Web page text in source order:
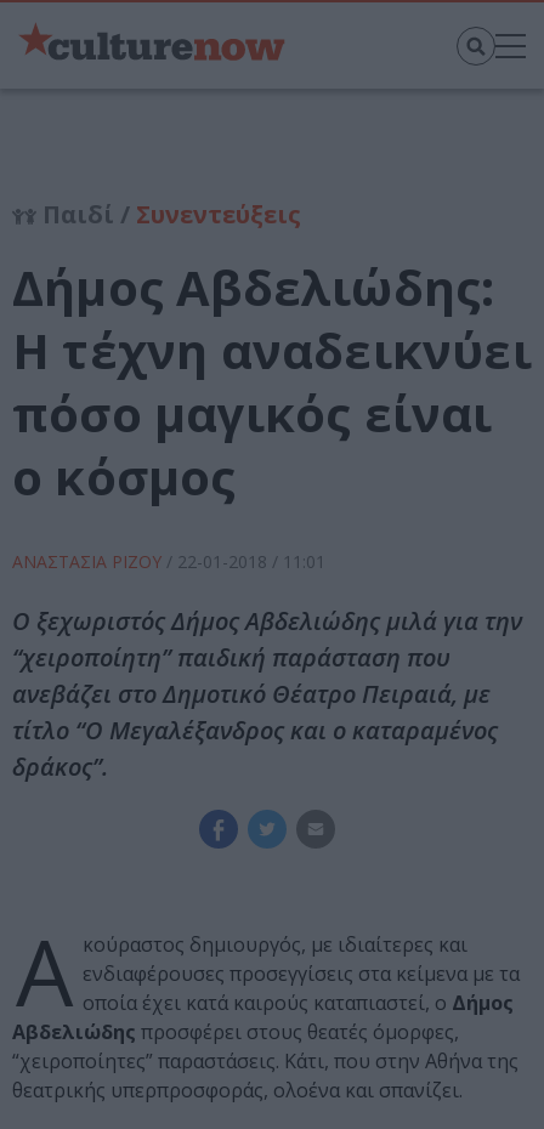
Παιδί / Συνεντεύξεις
Δήμος Αβδελιώδης:
Η τέχνη αναδεικνύει
πόσο μαγικός είναι
ο κόσμος
ΑΝΑΣΤΑΣΙΑ ΡΙΖΟΥ / 22-01-2018 / 11:01
Ο ξεχωριστός Δήμος Αβδελιώδης μιλά για την
“χειροποίητη” παιδική παράσταση που
ανεβάζει στο Δημοτικό Θέατρο Πειραιά, με
τίτλο “Ο Μεγαλέξανδρος και ο καταραμένος
δράκος”.
Α κούραστος δημιουργός, με ιδιαίτερες και
ενδιαφέρουσες προσεγγίσεις στα κείμενα με τα
οποία έχει κατά καιρούς καταπιαστεί, ο Δήμος
Αβδελιώδης προσφέρει στους θεατές όμορφες,
“χειροποίητες” παραστάσεις. Κάτι, που στην Αθήνα της
θεατρικής υπερπροσφοράς, ολοένα και σπανίζει.